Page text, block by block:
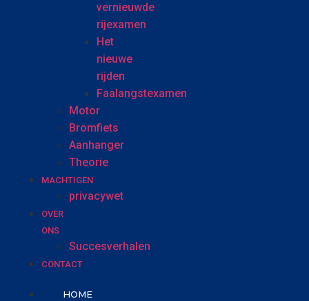
vernieuwde
rijexamen
Het
nieuwe
rijden
Faalangstexamen
Motor
Bromfiets
Aanhanger
Theorie
MACHTIGEN
privacywet
OVER
ONS
Succesverhalen
CONTACT
HOME